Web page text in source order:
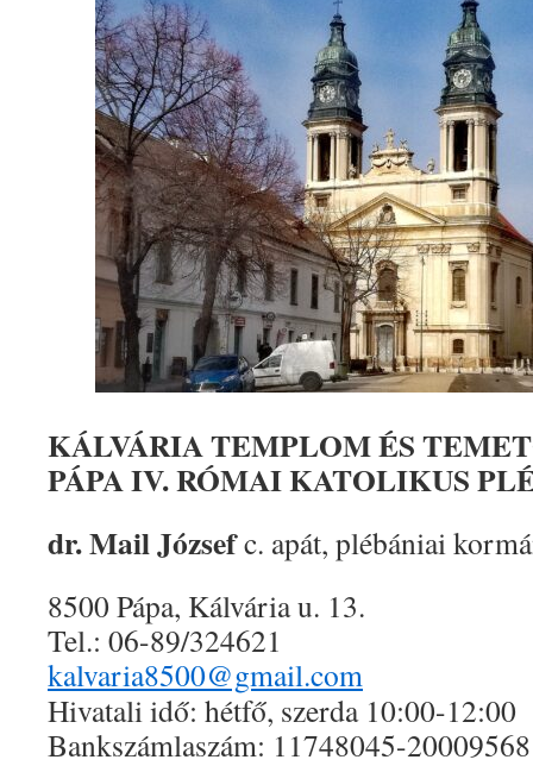
KÁLVÁRIA TEMPLOM ÉS
PÁPA IV. RÓMAI KATOLIKUS
dr. Mail Józsefc. apát, plébániai
8500 Pápa, Kálvária u. 13.
Tel.: 06-89/324621
kalvaria8500@gmail.com
Hivatali idő: hétfő, szerda 10:00-12:00
Bankszámlaszám: 11748045-20009568